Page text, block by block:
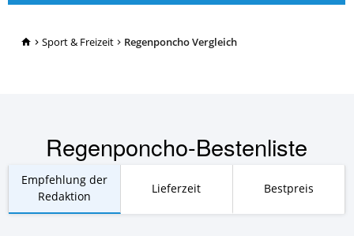
TopRatgeber24.de
Sport & Freizeit Regenponcho Vergleich
Regenponcho-Bestenliste
Empfehlung der
Redaktion
Lieferzeit Bestpreis